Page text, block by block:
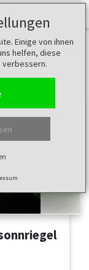
Einige von ihnen
helfen, diese
verbessern.